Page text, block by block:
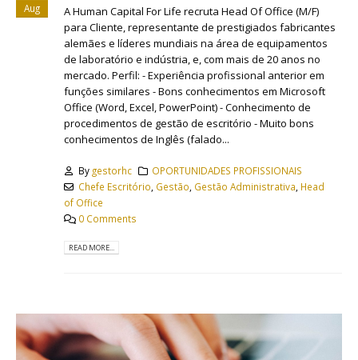
Aug
A Human Capital For Life recruta Head Of Office (M/F)
para Cliente, representante de prestigiados fabricantes
alemães e líderes mundiais na área de equipamentos
de laboratório e indústria, e, com mais de 20 anos no
mercado. Perfil: - Experiência profissional anterior em
funções similares - Bons conhecimentos em Microsoft
Office (Word, Excel, PowerPoint) - Conhecimento de
procedimentos de gestão de escritório - Muito bons
conhecimentos de Inglês (falado...
By gestorhc
OPORTUNIDADES PROFISSIONAIS
Chefe Escritório Gestão Gestão Administrativa Head
of Office
0 Comments
READ MORE...